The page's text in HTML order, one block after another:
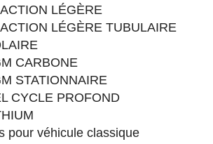
LÉGÈRE
LÉGÈRE TUBULAIRE
CARBONE
STATIONNAIRE
CYCLE PROFOND
pour véhicule classique